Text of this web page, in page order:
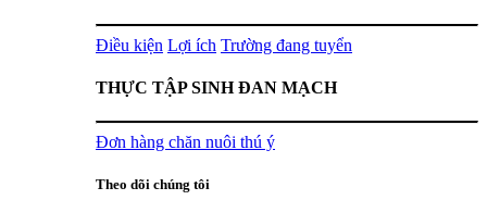
Điều kiện Lợi ích Trường đang tuyển
THỰC TẬP SINH ĐAN MẠCH
Đơn hàng chăn nuôi thú ý
Theo dõi chúng tôi